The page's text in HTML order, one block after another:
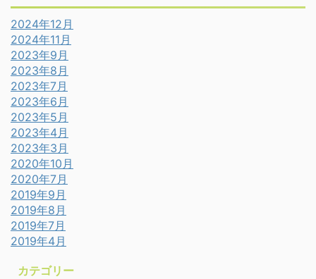
2024年12月
2024年11月
2023年9月
2023年8月
2023年7月
2023年6月
2023年5月
2023年4月
2023年3月
2020年10月
2020年7月
2019年9月
2019年8月
2019年7月
2019年4月
カテゴリー